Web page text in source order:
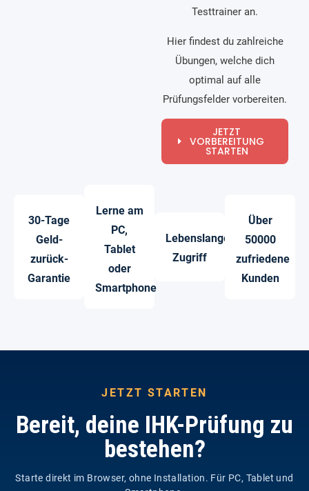
Testtrainer an.
Hier findest du zahlreiche
Übungen, welche dich
optimal auf alle
Prüfungsfelder vorbereiten.
JETZT
VORBEREITUNG
STARTEN
30-Tage
Geld-
zurück-
Garantie
Lerne am
PC,
Tablet
oder
Smartphone
Lebenslanger
Zugriff
Über
50000
zufriedene
Kunden
JETZT STARTEN
Bereit, deine IHK-Prüfung zu
bestehen?
Starte direkt im Browser, ohne Installation. Für PC, Tablet und